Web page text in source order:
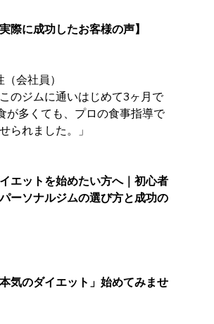
際に成功したお客様の声】
会社員）
このジムに通いはじめて3ヶ月で
が多くても、プロの食事指導で
られました。」
エットを始めたい方へ｜初心者
ーソナルジムの選び方と成功の
気のダイエット」始めてみませ